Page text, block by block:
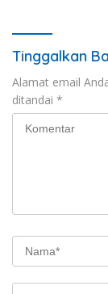
Tinggalkan
Alamat email
ditandai *